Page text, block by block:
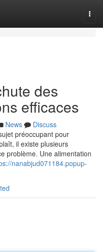
des
efficaces
News
Discuss
préoccupant pour
il existe plusieurs
problème. Une alimentation
nanabjud071184.popup-